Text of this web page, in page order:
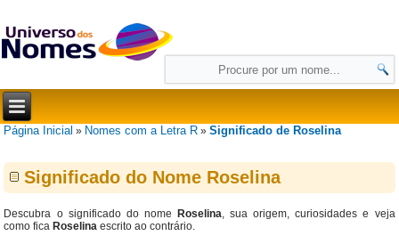
Página Inicial » Nomes com a Letra R »Significado de Roselina
Significado do Nome Roselina
Descubra o significado do nome Roselina, sua origem, curiosidades e veja
como fica Roselina escrito ao contrário.